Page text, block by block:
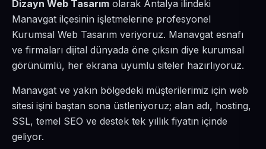
Dizayn Web Tasarım olarak Antalya ilindeki
Manavgat ilçesinin işletmelerine profesyonel
Kurumsal Web Tasarım veriyoruz. Manavgat esnafı
ve firmaları dijital dünyada öne çıksın diye kurumsal
görünümlü, her ekrana uyumlu siteler hazırlıyoruz.
Manavgat ve yakın bölgedeki müşterilerimiz için web
sitesi işini baştan sona üstleniyoruz; alan adı, hosting,
SSL, temel SEO ve destek tek yıllık fiyatın içinde
geliyor.